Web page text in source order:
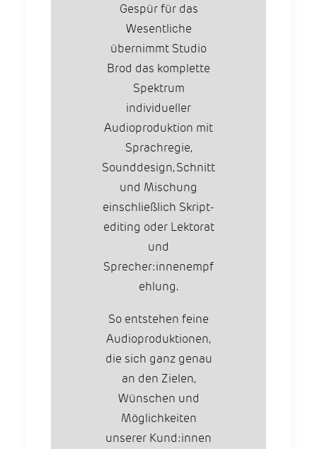
Gespür für das
Wesentliche
übernimmt Studio
Brod das komplette
Spektrum
individueller
Audioproduktion mit
Sprachregie,
Sounddesign, Schnitt
und Mischung
einschließlich Skript-
editing oder Lektorat
und
Sprecher:innenempf
ehlung.
So entstehen feine
Audioproduktionen,
die sich ganz genau
an den Zielen,
Wünschen und
Möglichkeiten
unserer Kund:innen